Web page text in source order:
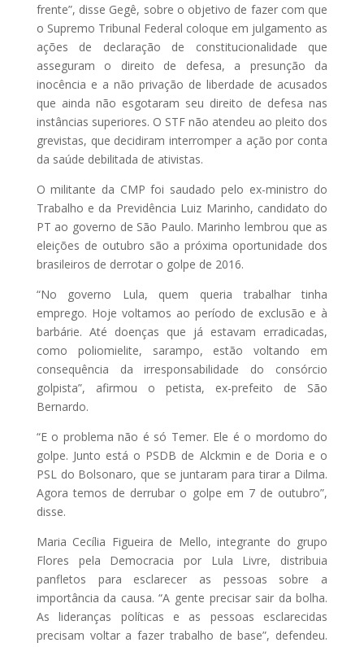
frente”, disse Gegê, sobre o objetivo de fazer com que
o Supremo Tribunal Federal coloque em julgamento as
ações de declaração de constitucionalidade que
asseguram o direito de defesa, a presunção da
inocência e a não privação de liberdade de acusados
que ainda não esgotaram seu direito de defesa nas
instâncias superiores. O STF não atendeu ao pleito dos
grevistas, que decidiram interromper a ação por conta
da saúde debilitada de ativistas.
O militante da CMP foi saudado pelo ex-ministro do
Trabalho e da Previdência Luiz Marinho, candidato do
PT ao governo de São Paulo. Marinho lembrou que as
eleições de outubro são a próxima oportunidade dos
brasileiros de derrotar o golpe de 2016.
“No governo Lula, quem queria trabalhar tinha
emprego. Hoje voltamos ao período de exclusão e à
barbárie. Até doenças que já estavam erradicadas,
como poliomielite, sarampo, estão voltando em
consequência da irresponsabilidade do consórcio
golpista”, afirmou o petista, ex-prefeito de São
Bernardo.
“E o problema não é só Temer. Ele é o mordomo do
golpe. Junto está o PSDB de Alckmin e de Doria e o
PSL do Bolsonaro, que se juntaram para tirar a Dilma.
Agora temos de derrubar o golpe em 7 de outubro”,
disse.
Maria Cecília Figueira de Mello, integrante do grupo
Flores pela Democracia por Lula Livre, distribuia
panfletos para esclarecer as pessoas sobre a
importância da causa. “A gente precisar sair da bolha.
As lideranças políticas e as pessoas esclarecidas
precisam voltar a fazer trabalho de base”, defendeu.